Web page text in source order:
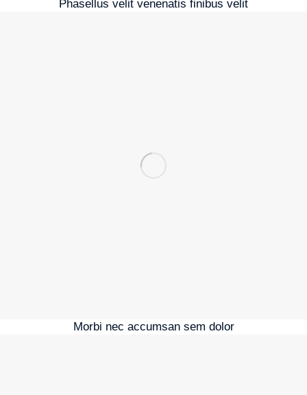
Phasellus velit venenatis finibus velit
Morbi nec accumsan sem dolor